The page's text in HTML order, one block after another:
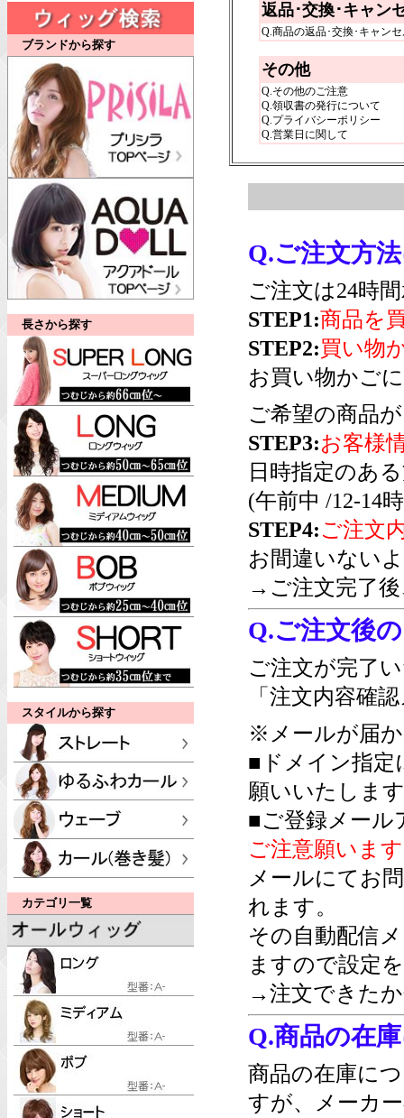
ブランドから探す
長さから探す
スタイルから探す
カテゴリ一覧
返品･交換･キャン
Q.商品の返品･交換･キャン
その他
Q.その他のご注意
Q.領収書の発行について
Q.プライバシーポリシー
Q.営業日に関して
Q.ご注文方
ご注文は24時
STEP1:商品を
STEP2:買い物
お買い物かご
ご希望の商品
STEP3:お客様
日時指定のあ
(午前中 /12-14
STEP4:ご注文
お間違いない
→ご注文完了
Q.ご注文後
ご注文が完了
「注文内容確
※メールが届
■ドメイン指定
願いいたしま
■ご登録メール
ご注意願います
メールにてお
れます。
その自動配信
ますので設定
→注文できた
Q.商品の在
商品の在庫に
すが、メーカ